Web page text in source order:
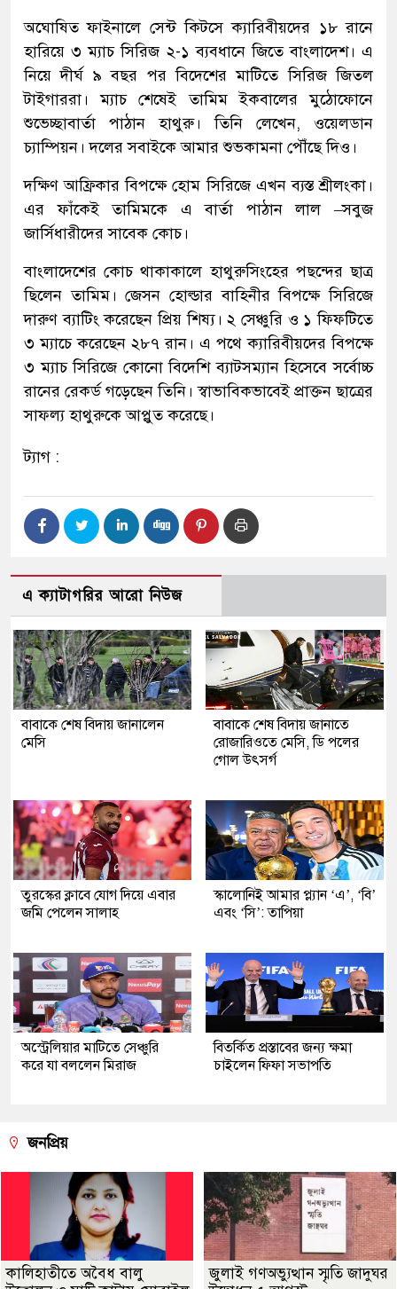
অঘোষিত ফাইনালে সেন্ট কিটসে ক্যারিবীয়দের ১৮ রানে
হারিয়ে ৩ ম্যাচ সিরিজ ২-১ ব্যবধানে জিতে বাংলাদেশ। এ
নিয়ে দীর্ঘ ৯ বছর পর বিদেশের মাটিতে সিরিজ জিতল
টাইগাররা। ম্যাচ শেষেই তামিম ইকবালের মুঠোফোনে
শুভেচ্ছাবার্তা পাঠান হাথুরু। তিনি লেখেন, ওয়েলডান
চ্যাম্পিয়ন। দলের সবাইকে আমার শুভকামনা পৌঁছে দিও।
দক্ষিণ আফ্রিকার বিপক্ষে হোম সিরিজে এখন ব্যস্ত শ্রীলংকা।
এর ফাঁকেই তামিমকে এ বার্তা পাঠান লাল –সবুজ
জার্সিধারীদের সাবেক কোচ।
বাংলাদেশের কোচ থাকাকালে হাথুরুসিংহের পছন্দের ছাত্র
ছিলেন তামিম। জেসন হোল্ডার বাহিনীর বিপক্ষে সিরিজে
দারুণ ব্যাটিং করেছেন প্রিয় শিষ্য। ২ সেঞ্চুরি ও ১ ফিফটিতে
৩ ম্যাচে করেছেন ২৮৭ রান। এ পথে ক্যারিবীয়দের বিপক্ষে
৩ ম্যাচ সিরিজে কোনো বিদেশি ব্যাটসম্যান হিসেবে সর্বোচ্চ
রানের রেকর্ড গড়েছেন তিনি। স্বাভাবিকভাবেই প্রাক্তন ছাত্রের
সাফল্য হাথুরুকে আপ্লুত করেছে।
ট্যাগ :
এ ক্যাটাগরির আরো নিউজ
বাবাকে শেষ বিদায় জানালেন
মেসি
বাবাকে শেষ বিদায় জানাতে
রোজারিওতে মেসি, ডি পলের
গোল উৎসর্গ
তুরস্কের ক্লাবে যোগ দিয়ে এবার
জমি পেলেন সালাহ
স্কালোনিই আমার প্ল্যান ‘এ’, ‘বি’
এবং ‘সি’: তাপিয়া
অস্ট্রেলিয়ার মাটিতে সেঞ্চুরি
করে যা বললেন মিরাজ
বিতর্কিত প্রস্তাবের জন্য ক্ষমা
চাইলেন ফিফা সভাপতি
জনপ্রিয়
কালিহাতীতে অবৈধ বালু
জুলাই গণঅভ্যুত্থান স্মৃতি জাদুঘর